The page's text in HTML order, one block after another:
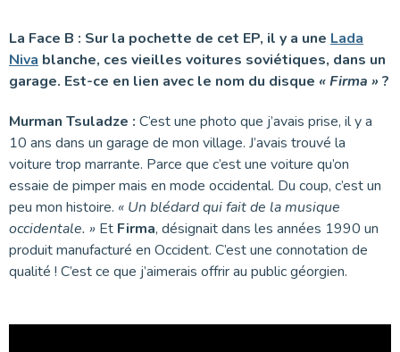
La Face B : Sur la pochette de cet EP, il y a une Lada
Niva blanche, ces vieilles voitures soviétiques, dans un
garage. Est-ce en lien avec le nom du disque « Firma » ?
Murman Tsuladze : C’est une photo que j’avais prise, il y a
10 ans dans un garage de mon village. J’avais trouvé la
voiture trop marrante. Parce que c’est une voiture qu’on
essaie de pimper mais en mode occidental. Du coup, c’est un
peu mon histoire. « Un blédard qui fait de la musique
occidentale. » Et Firma, désignait dans les années 1990 un
produit manufacturé en Occident. C’est une connotation de
qualité ! C’est ce que j’aimerais offrir au public géorgien.